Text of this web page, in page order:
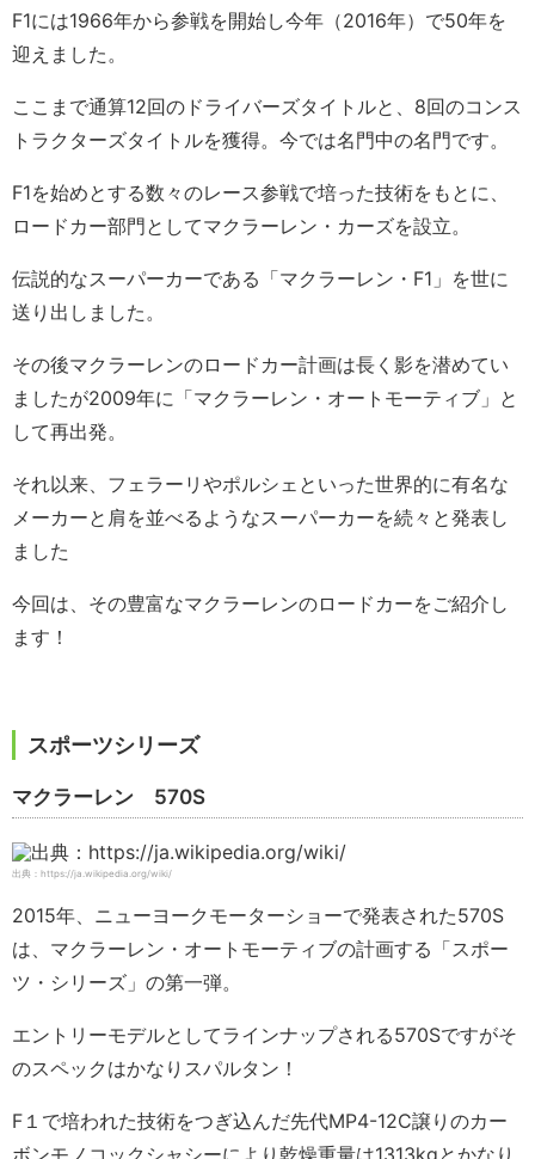
F1には1966年から参戦を開始し今年（2016年）で50年を
迎えました。
ここまで通算12回のドライバーズタイトルと、8回のコンス
トラクターズタイトルを獲得。今では名門中の名門です。
F1を始めとする数々のレース参戦で培った技術をもとに、
ロードカー部門としてマクラーレン・カーズを設立。
伝説的なスーパーカーである「マクラーレン・F1」を世に
送り出しました。
その後マクラーレンのロードカー計画は長く影を潜めてい
ましたが2009年に「マクラーレン・オートモーティブ」と
して再出発。
それ以来、フェラーリやポルシェといった世界的に有名な
メーカーと肩を並べるようなスーパーカーを続々と発表し
ました
今回は、その豊富なマクラーレンのロードカーをご紹介し
ます！
スポーツシリーズ
マクラーレン 570S
出典：https://ja.wikipedia.org/wiki/
2015年、ニューヨークモーターショーで発表された570S
は、マクラーレン・オートモーティブの計画する「スポー
ツ・シリーズ」の第一弾。
エントリーモデルとしてラインナップされる570Sですがそ
のスペックはかなりスパルタン！
F１で培われた技術をつぎ込んだ先代MP4-12C譲りのカー
ボンモノコックシャシーにより乾燥重量は1313kgとかなり